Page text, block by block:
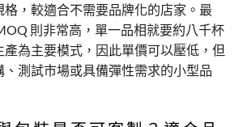
，較適合不需要品牌化的店家。最
則非常高，單一品相就要約八千杯
為主要模式，因此單價可以壓低，但
測試市場或具備彈性需求的小型品